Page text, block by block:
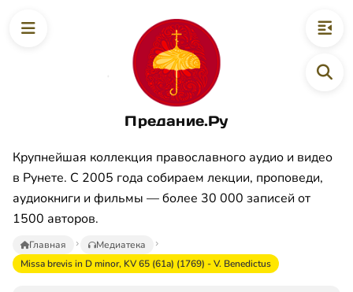
Предание.Ру
Крупнейшая коллекция православного аудио и видео
в Рунете. С 2005 года собираем лекции, проповеди,
аудиокниги и фильмы — более 30 000 записей от
1500 авторов.
Главная
Медиатека
Missa brevis in D minor, KV 65 (61a) (1769) - V. Benedictus